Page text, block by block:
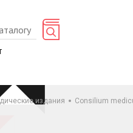
издания Consilium